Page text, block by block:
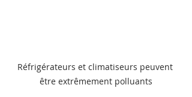
Réfrigérateurs et climatiseurs peuvent
être extrêmement polluants